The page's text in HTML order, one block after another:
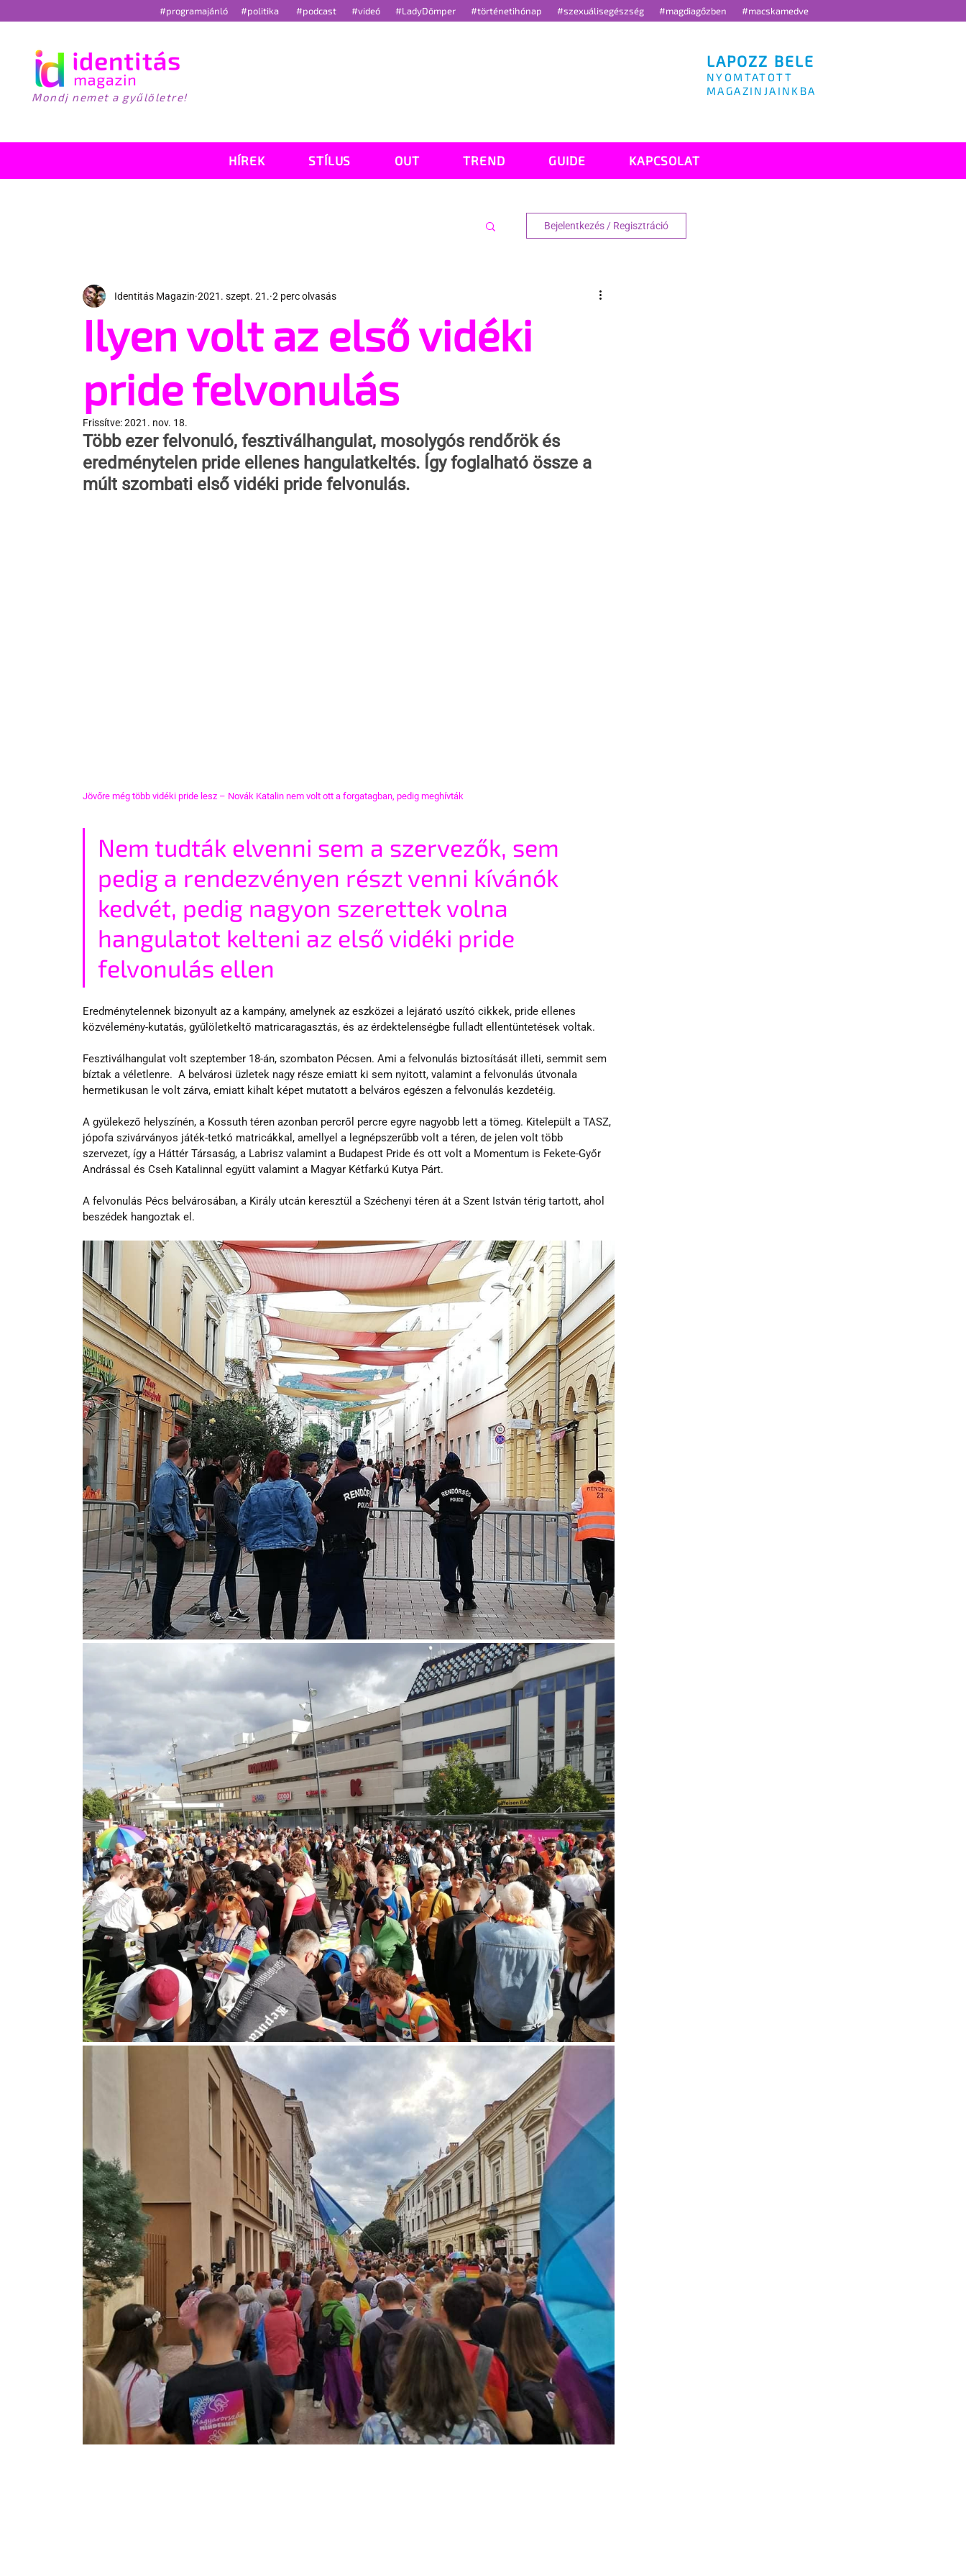
#programajánló #politika #podcast #videó #LadyDömper #történetihónap #szexuálisegészség #magdiagőzben #macskamedve
Mondj nemet a gyűlöletre!
LAPOZZ BELE
NYOMTATOTT
MAGAZINJAINKBA
HÍREK STÍLUS OUT TREND GUIDE KAPCSOLAT
Bejelentkezés / Regisztráció
Ilyen volt az első vidéki
pride felvonulás
Identitás Magazin 2021. szept. 21. 2 perc olvasás
Frissítve:2021. nov. 18.
Több ezer felvonuló, fesztiválhangulat, mosolygós rendőrök és
eredménytelen pride ellenes hangulatkeltés. Így foglalható össze a
múlt szombati első vidéki pride felvonulás.
Jövőre még több vidéki pride lesz – Novák Katalin nem volt ott a forgatagban, pedig meghívták
Nem tudták elvenni sem a szervezők, sem
pedig a rendezvényen részt venni kívánók
kedvét, pedig nagyon szerettek volna
hangulatot kelteni az első vidéki pride
felvonulás ellen
Eredménytelennek bizonyult az a kampány, amelynek az eszközei a lejárató uszító cikkek, pride ellenes
közvélemény-kutatás, gyűlöletkeltő matricaragasztás, és az érdektelenségbe fulladt ellentüntetések voltak.
Fesztiválhangulat volt szeptember 18-án, szombaton Pécsen. Ami a felvonulás biztosítását illeti, semmit sem
bíztak a véletlenre.  A belvárosi üzletek nagy része emiatt ki sem nyitott, valamint a felvonulás útvonala
hermetikusan le volt zárva, emiatt kihalt képet mutatott a belváros egészen a felvonulás kezdetéig.
A gyülekező helyszínén, a Kossuth téren azonban percről percre egyre nagyobb lett a tömeg. Kitelepült a TASZ,
jópofa szivárványos játék-tetkó matricákkal, amellyel a legnépszerűbb volt a téren, de jelen volt több
szervezet, így a Háttér Társaság, a Labrisz valamint a Budapest Pride és ott volt a Momentum is Fekete-Győr
Andrással és Cseh Katalinnal együtt valamint a Magyar Kétfarkú Kutya Párt.
A felvonulás Pécs belvárosában, a Király utcán keresztül a Széchenyi téren át a Szent István térig tartott, ahol
beszédek hangoztak el.